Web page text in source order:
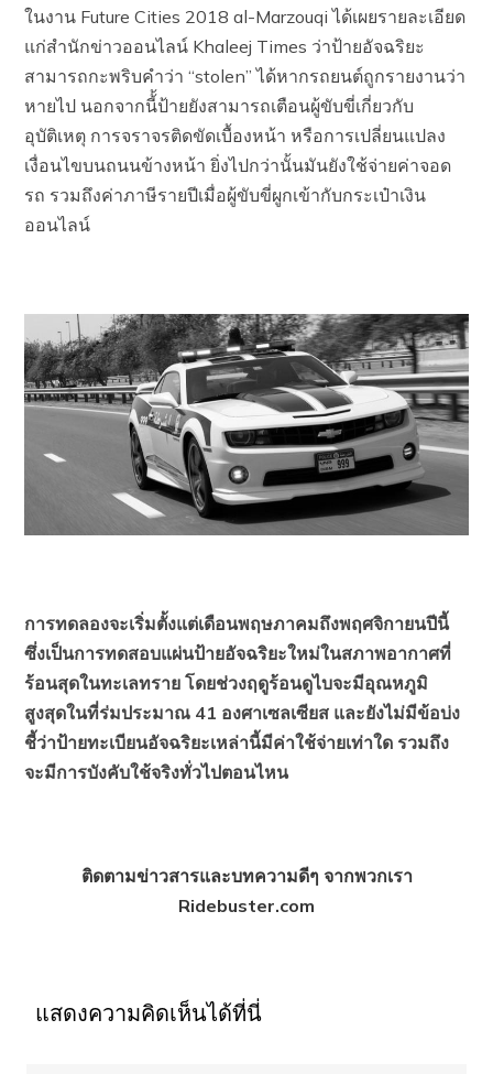
ในงาน Future Cities 2018 al-Marzouqi ได้เผยรายละเอียด
แก่สำนักข่าวออนไลน์ Khaleej Times ว่าป้ายอัจฉริยะ
สามารถกะพริบคำว่า “stolen” ได้หากรถยนต์ถูกรายงานว่า
หายไป นอกจากนี้้ป้ายยังสามารถเตือนผู้ขับขี่เกี่ยวกับ
อุบัติเหตุ การจราจรติดขัดเบื้องหน้า หรือการเปลี่ยนแปลง
เงื่อนไขบนถนนข้างหน้า ยิ่งไปกว่านั้นมันยังใช้จ่ายค่าจอด
รถ รวมถึงค่าภาษีรายปีเมื่อผู้ขับขี่ผูกเข้ากับกระเป๋าเงิน
ออนไลน์
การทดลองจะเริ่มตั้งแต่เดือนพฤษภาคมถึงพฤศจิกายนปีนี้
ซึ่งเป็นการทดสอบแผ่นป้ายอัจฉริยะใหม่ในสภาพอากาศที่
ร้อนสุดในทะเลทราย โดยช่วงฤดูร้อนดูไบจะมีอุณหภูมิ
สูงสุดในที่ร่มประมาณ 41 องศาเซลเซียส และยังไม่มีข้อบ่ง
ชี้ว่าป้ายทะเบียนอัจฉริยะเหล่านี้มีค่าใช้จ่ายเท่าใด รวมถึง
จะมีการบังคับใช้จริงทั่วไปตอนไหน
ติดตามข่าวสารและบทความดีๆ จากพวกเรา
Ridebuster.com
แสดงความคิดเห็นได้ที่นี่